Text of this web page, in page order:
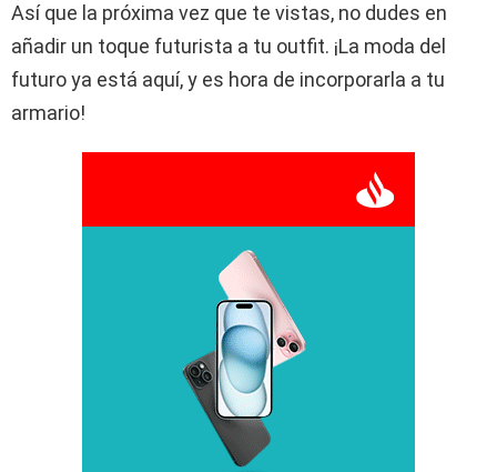
Así que la próxima vez que te vistas, no dudes en
añadir un toque futurista a tu outfit. ¡La moda del
futuro ya está aquí, y es hora de incorporarla a tu
armario!